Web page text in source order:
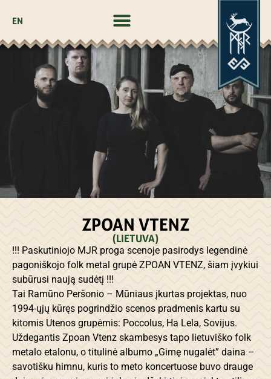
EN
ZPOAN VTENZ
(LIETUVA)
!!! Paskutiniojo MJR proga scenoje pasirodys legendinė
pagoniškojo folk metal grupė ZPOAN VTENZ, šiam įvykiui
subūrusi naują sudėtį !!!
Tai Ramūno Peršonio – Mūniaus įkurtas projektas, nuo
1994-ųjų kūręs pogrindžio scenos pradmenis kartu su
kitomis Utenos grupėmis: Poccolus, Ha Lela, Sovijus.
Uždegantis Zpoan Vtenz skambesys tapo lietuviško folk
metalo etalonu, o titulinė albumo „Gimę nugalėt” daina –
savotišku himnu, kuris to meto koncertuose buvo drauge